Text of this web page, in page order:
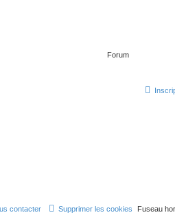
Forum
Fuseau
Supprimer les cookies
contacter